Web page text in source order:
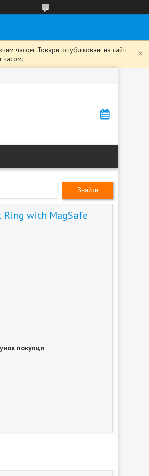
часом. Товари, опубліковані на сайті
часом.
Знайти
Ring with MagSafe
покупця